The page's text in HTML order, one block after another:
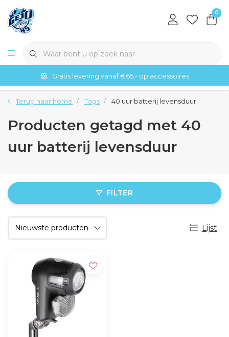
0
Gratis levering vanaf €65,- op accessoires
Terug naar home Tags 40 uur batterij levensduur
Producten getagd met 40
uur batterij levensduur
FILTER
Lijst